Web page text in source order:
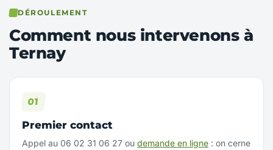
DÉROULEMENT
Comment nous intervenons à
Ternay
Premier contact
Appel au 06 02 31 06 27 ou demande en ligne : on cerne